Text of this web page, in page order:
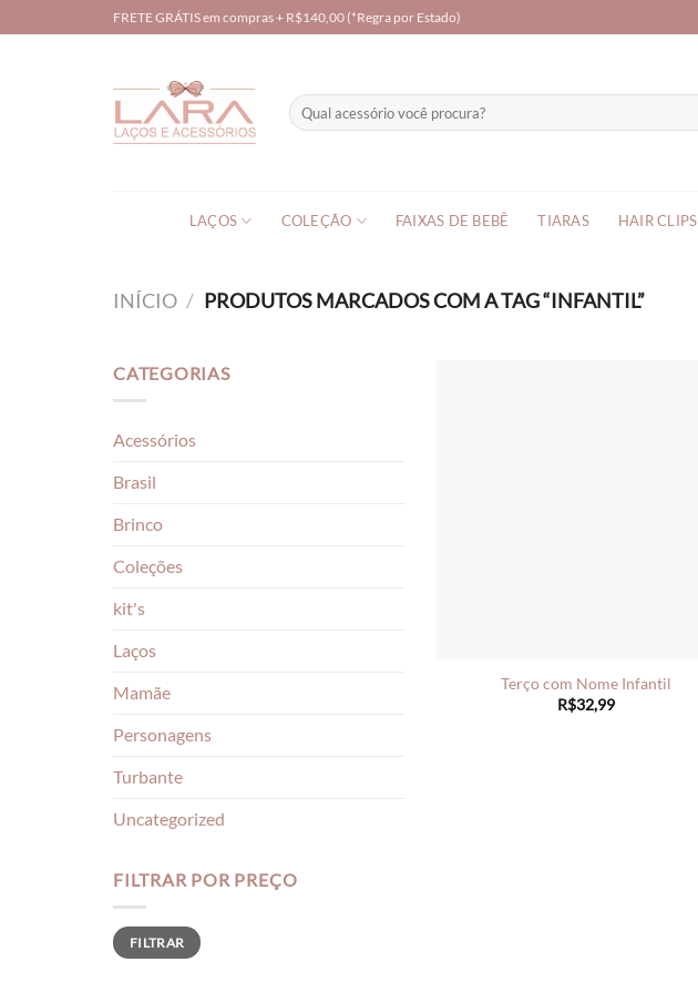
to
FRETE GRÁTIS em compras + R$140,00 (*Regra por Estado)
Pesquisar
por:
LAÇOS COLEÇÃO FAIXAS DE BEBÊ TIARAS HAIR CLIPS
INÍCIO / PRODUTOS MARCADOS COM A TAG “INFANTIL”
CATEGORIAS
Acessórios
Brasil
Brinco
Coleções
kit's
Laços
Mamãe
Personagens
Turbante
Uncategorized
FILTRAR POR PREÇO
Preço
mínimo
Preço
máximo
FILTRAR
Terço com Nome Infantil
R$32,99